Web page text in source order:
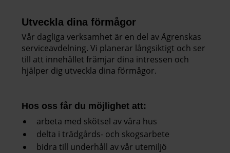
Utveckla dina förmågor
Vår dagliga verksamhet är en del av Ågrenskas
serviceavdelning. Vi planerar långsiktigt och ser
till att innehållet främjar dina intressen och
hjälper dig utveckla dina förmågor.
Hos oss får du möjlighet att:
arbeta med skötsel av våra hus
delta i trädgårds- och skogsarbete
bidra till underhåll av vår utemiljö